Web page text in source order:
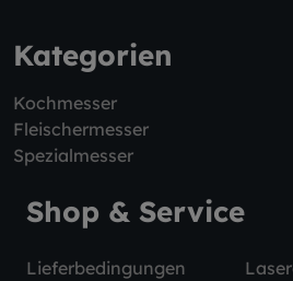
Kategorien
Kochmesser
Fleischermesser
Spezialmesser
Shop & Service
Lieferbedingungen